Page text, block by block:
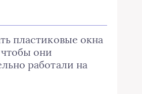
пластиковые окна
они
работали на